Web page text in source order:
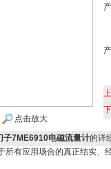
点击放大
7ME6910电磁流量计的详
所有应用场合的真正结实、